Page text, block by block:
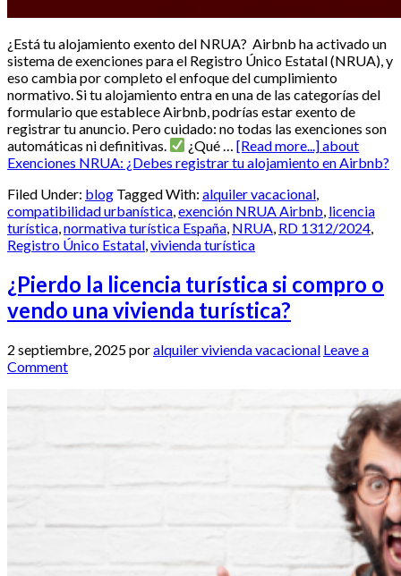
¿Está tu alojamiento exento del NRUA? Airbnb ha activado un
sistema de exenciones para el Registro Único Estatal (NRUA), y
eso cambia por completo el enfoque del cumplimiento
normativo. Si tu alojamiento entra en una de las categorías del
formulario que establece Airbnb, podrías estar exento de
registrar tu anuncio. Pero cuidado: no todas las exenciones son
automáticas ni definitivas.
¿Qué …[Read more...]about
Exenciones NRUA: ¿Debes registrar tu alojamiento en Airbnb?
Filed Under: blog Tagged With: alquiler vacacional
compatibilidad urbanística exención NRUA Airbnb licencia
turística normativa turística España NRUA RD 1312/2024
Registro Único Estatal vivienda turística
¿Pierdo la licencia turística si compro o
vendo una vivienda turística?
2 septiembre, 2025poralquiler vivienda vacacional Leave a
Comment